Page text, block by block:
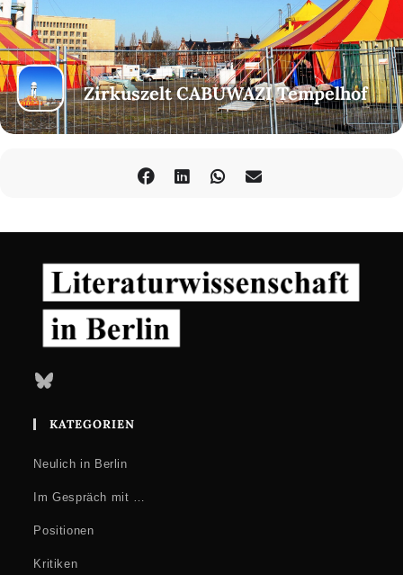
Zirkuszelt CABUWAZI Tempelhof
Bluesky
KATEGORIEN
Neulich in Berlin
Im Gespräch mit …
Positionen
Kritiken